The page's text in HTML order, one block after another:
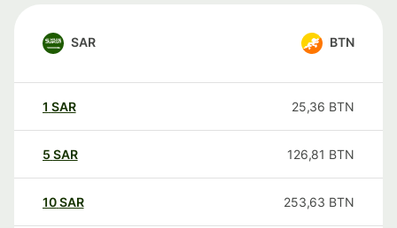
SAR BTN
1 SAR 25,36 BTN
5 SAR 126,81 BTN
10SAR 253,63 BTN